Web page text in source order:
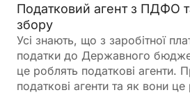
Податковий агент з ПДФО
збору
Усі знають, що з заробітної
податки до Державного
це роблять податкові агенти.
податкові агенти та як вони це